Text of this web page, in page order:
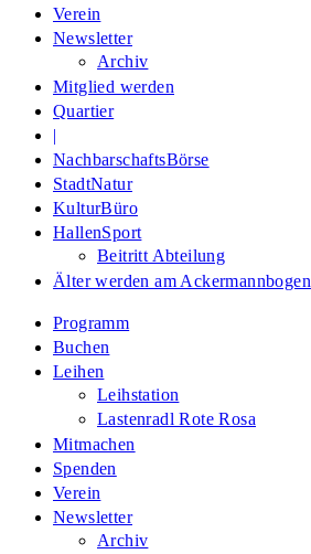
Verein
Newsletter
Archiv
Mitglied werden
Quartier
|
NachbarschaftsBörse
StadtNatur
KulturBüro
HallenSport
Beitritt Abteilung
Älter werden am Ackermannbogen
Programm
Buchen
Leihen
Leihstation
Lastenradl Rote Rosa
Mitmachen
Spenden
Verein
Newsletter
Archiv